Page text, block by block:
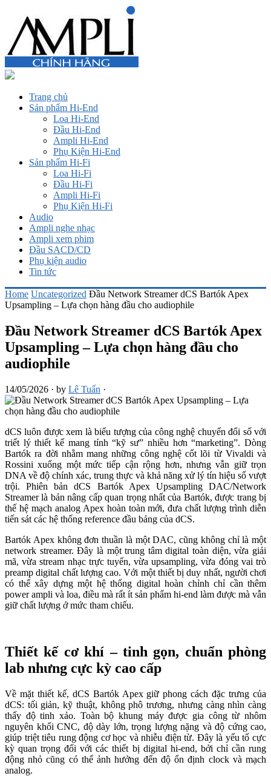
Trang chủ
Sản phẩm Hi-End
Loa Hi-End
Đầu Hi-End
Ampli Hi-End
Phụ Kiện Hi-End
Sản phẩm Hi-Fi
Loa Hi-Fi
Đầu Hi-Fi
Ampli Hi-Fi
Phụ Kiện Hi-Fi
Audio
Ampli nghe nhạc
Ampli xem phim
Đầu SACD/CD
Phụ kiện audio
Tin tức
Home Uncategorized Đầu Network Streamer dCS Bartók Apex
Upsampling – Lựa chọn hàng đầu cho audiophile
Đầu Network Streamer dCS Bartók Apex
Upsampling – Lựa chọn hàng đầu cho
audiophile
14/05/2026 · by Lê Tuấn ·
dCS luôn được xem là biểu tượng của công nghệ chuyển đổi số với
triết lý thiết kế mang tính “kỹ sư” nhiều hơn “marketing”. Dòng
Bartók ra đời nhằm mang những công nghệ cốt lõi từ Vivaldi và
Rossini xuống một mức tiếp cận rộng hơn, nhưng vẫn giữ trọn
DNA về độ chính xác, trung thực và khả năng xử lý tín hiệu số vượt
trội. Phiên bản dCS Bartók Apex Upsampling DAC/Network
Streamer là bản nâng cấp quan trọng nhất của Bartók, được trang bị
thế hệ mạch analog Apex hoàn toàn mới, đưa chất lượng trình diễn
tiến sát các hệ thống reference đầu bảng của dCS.
Bartók Apex không đơn thuần là một DAC, cũng không chỉ là một
network streamer. Đây là một trung tâm digital toàn diện, vừa giải
mã, vừa stream nhạc trực tuyến, vừa upsampling, vừa đóng vai trò
preamp digital chất lượng cao. Với một thiết bị duy nhất, người chơi
có thể xây dựng một hệ thống digital hoàn chỉnh chỉ cần thêm
power ampli và loa, điều mà rất ít sản phẩm hi-end làm được mà vẫn
giữ chất lượng ở mức tham chiếu.
Thiết kế cơ khí – tinh gọn, chuẩn phòng
lab nhưng cực kỳ cao cấp
Về mặt thiết kế, dCS Bartók Apex giữ phong cách đặc trưng của
dCS: tối giản, kỹ thuật, không phô trương, nhưng càng nhìn càng
thấy độ tinh xảo. Toàn bộ khung máy được gia công từ nhôm
nguyên khối CNC, độ dày lớn, trọng lượng nặng và độ cứng cao,
giúp triệt tiêu rung động cơ học và nhiễu điện từ. Đây là yếu tố cực
kỳ quan trọng đối với các thiết bị digital hi-end, bởi chỉ cần rung
động nhỏ cũng có thể ảnh hưởng đến độ ổn định clock và mạch
analog.